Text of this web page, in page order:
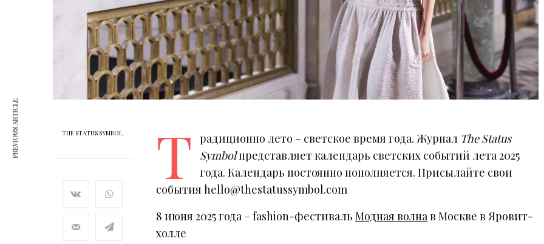
THE STATUS SYMBOL Т радиционно лето – светское время года. Журнал The Status
Symbolпредставляет календарь светских событий лета 2025
года. Календарь постоянно пополняется. Присылайте свои
события hello@thestatussymbol.com
8 июня 2025 года – fashion-фестивальМодная волнав Москве в Яровит-
холле
PREVIOUS ARTICLE